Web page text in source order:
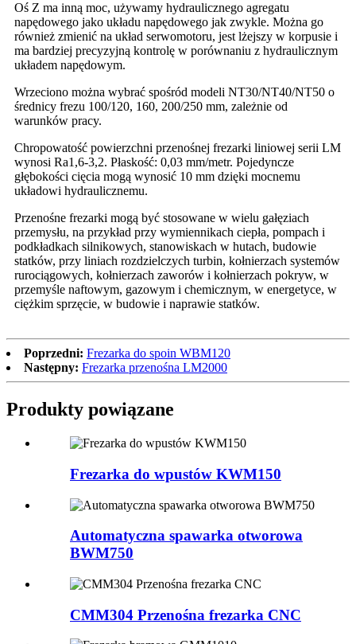
Oś Z ma inną moc, używamy hydraulicznego agregatu
napędowego jako układu napędowego jak zwykle. Można go
również zmienić na układ serwomotoru, jest lżejszy w korpusie i
ma bardziej precyzyjną kontrolę w porównaniu z hydraulicznym
układem napędowym.
Wrzeciono można wybrać spośród modeli NT30/NT40/NT50 o
średnicy frezu 100/120, 160, 200/250 mm, zależnie od
warunków pracy.
Chropowatość powierzchni przenośnej frezarki liniowej serii LM
wynosi Ra1,6-3,2. Płaskość: 0,03 mm/metr. Pojedyncze
głębokości cięcia mogą wynosić 10 mm dzięki mocnemu
układowi hydraulicznemu.
Przenośne frezarki mogą być stosowane w wielu gałęziach
przemysłu, na przykład przy wymiennikach ciepła, pompach i
podkładkach silnikowych, stanowiskach w hutach, budowie
statków, przy liniach rozdzielczych turbin, kołnierzach systemów
rurociągowych, kołnierzach zaworów i kołnierzach pokryw, w
przemyśle naftowym, gazowym i chemicznym, w energetyce, w
ciężkim sprzęcie, w budowie i naprawie statków.
Poprzedni: Frezarka do spoin WBM120
Następny: Frezarka przenośna LM2000
Produkty powiązane
Frezarka do wpustów KWM150
Automatyczna spawarka otworowa
BWM750
CMM304 Przenośna frezarka CNC